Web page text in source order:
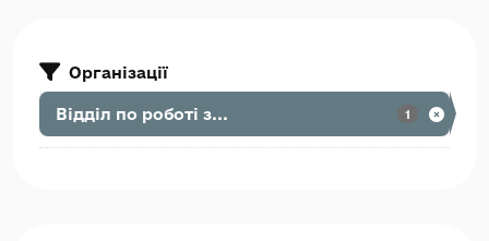
Організації
Відділ по роботі з... 1